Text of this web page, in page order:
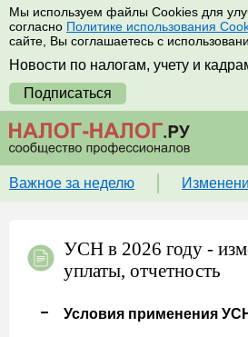
Мы используем файлы Cookies для
согласно Политике использования
сайте, Вы соглашаетесь с
Новости по налогам, учету и
Подписаться
Важное за неделю
УСН в 2026 году -
уплаты, отчетность
Условия применения